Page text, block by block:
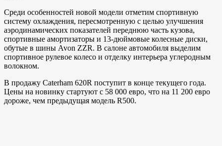
Среди особенностей новой модели отметим спортивную
систему охлаждения, пересмотренную с целью улучшения
аэродинамических показателей переднюю часть кузова,
спортивные амортизаторы и 13-дюймовые колесные диски,
обутые в шины Avon ZZR. В салоне автомобиля выделим
спортивное рулевое колесо и отделку интерьера углеродным
волокном.
В продажу Caterham 620R поступит в конце текущего года.
Цены на новинку стартуют с 58 000 евро, что на 11 200 евро
дороже, чем предыдущая модель R500.